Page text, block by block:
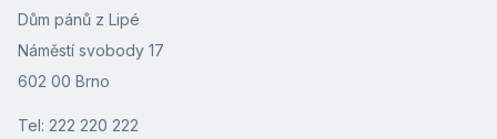
Dům pánů z Lipé
Náměstí svobody 17
602 00 Brno
Tel: 222 220 222